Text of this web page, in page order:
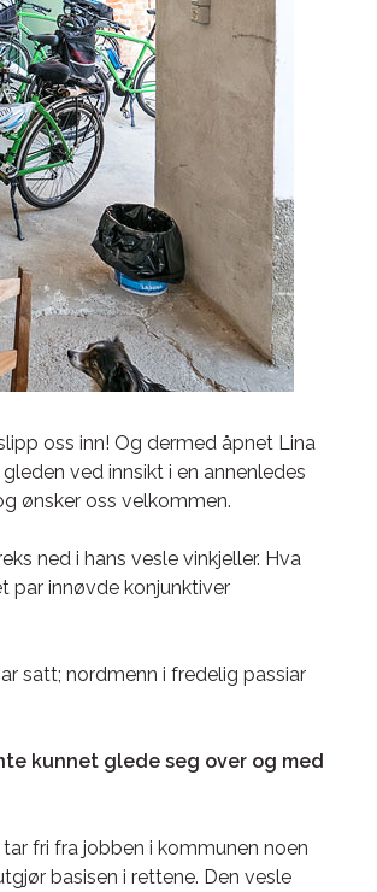
oss inn! Og dermed åpnet Lina
ved innsikt i en annenledes
ønsker oss velkommen.
ned i hans vesle vinkjeller. Hva
par innøvde konjunktiver
satt; nordmenn i fredelig passiar
kunnet glede seg over og med
fri fra jobben i kommunen noen
basisen i rettene. Den vesle